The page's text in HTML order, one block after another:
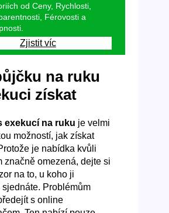
od Ceny, Rychlosti,
Férovosti a
Zjistit víc
na ruku
získat
exekucí na ruku je velmi
možností, jak získat
je nabídka kvůli
značně omezená, dejte si
na to, u koho ji
sjednáte. Problémům
s online